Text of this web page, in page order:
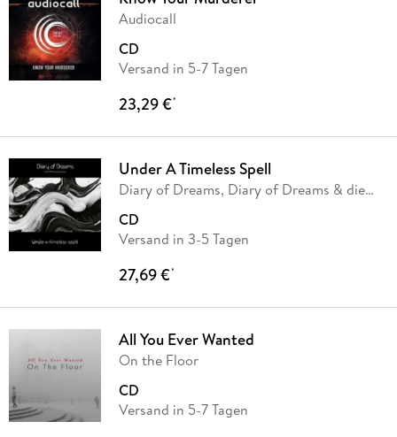
Audiocall
CD
Versand in 5-7 Tagen
23,29 €*
Under A Timeless Spell
Diary of Dreams, Diary of Dreams & die…
CD
Versand in 3-5 Tagen
27,69 €*
All You Ever Wanted
On the Floor
CD
Versand in 5-7 Tagen